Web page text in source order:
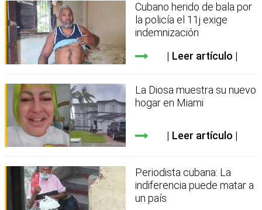
Cubano herido de bala por
la policía el 11j exige
indemnización
Leer artículo
La Diosa muestra su nuevo
hogar en Miami
Leer artículo
Periodista cubana: La
indiferencia puede matar a
un país